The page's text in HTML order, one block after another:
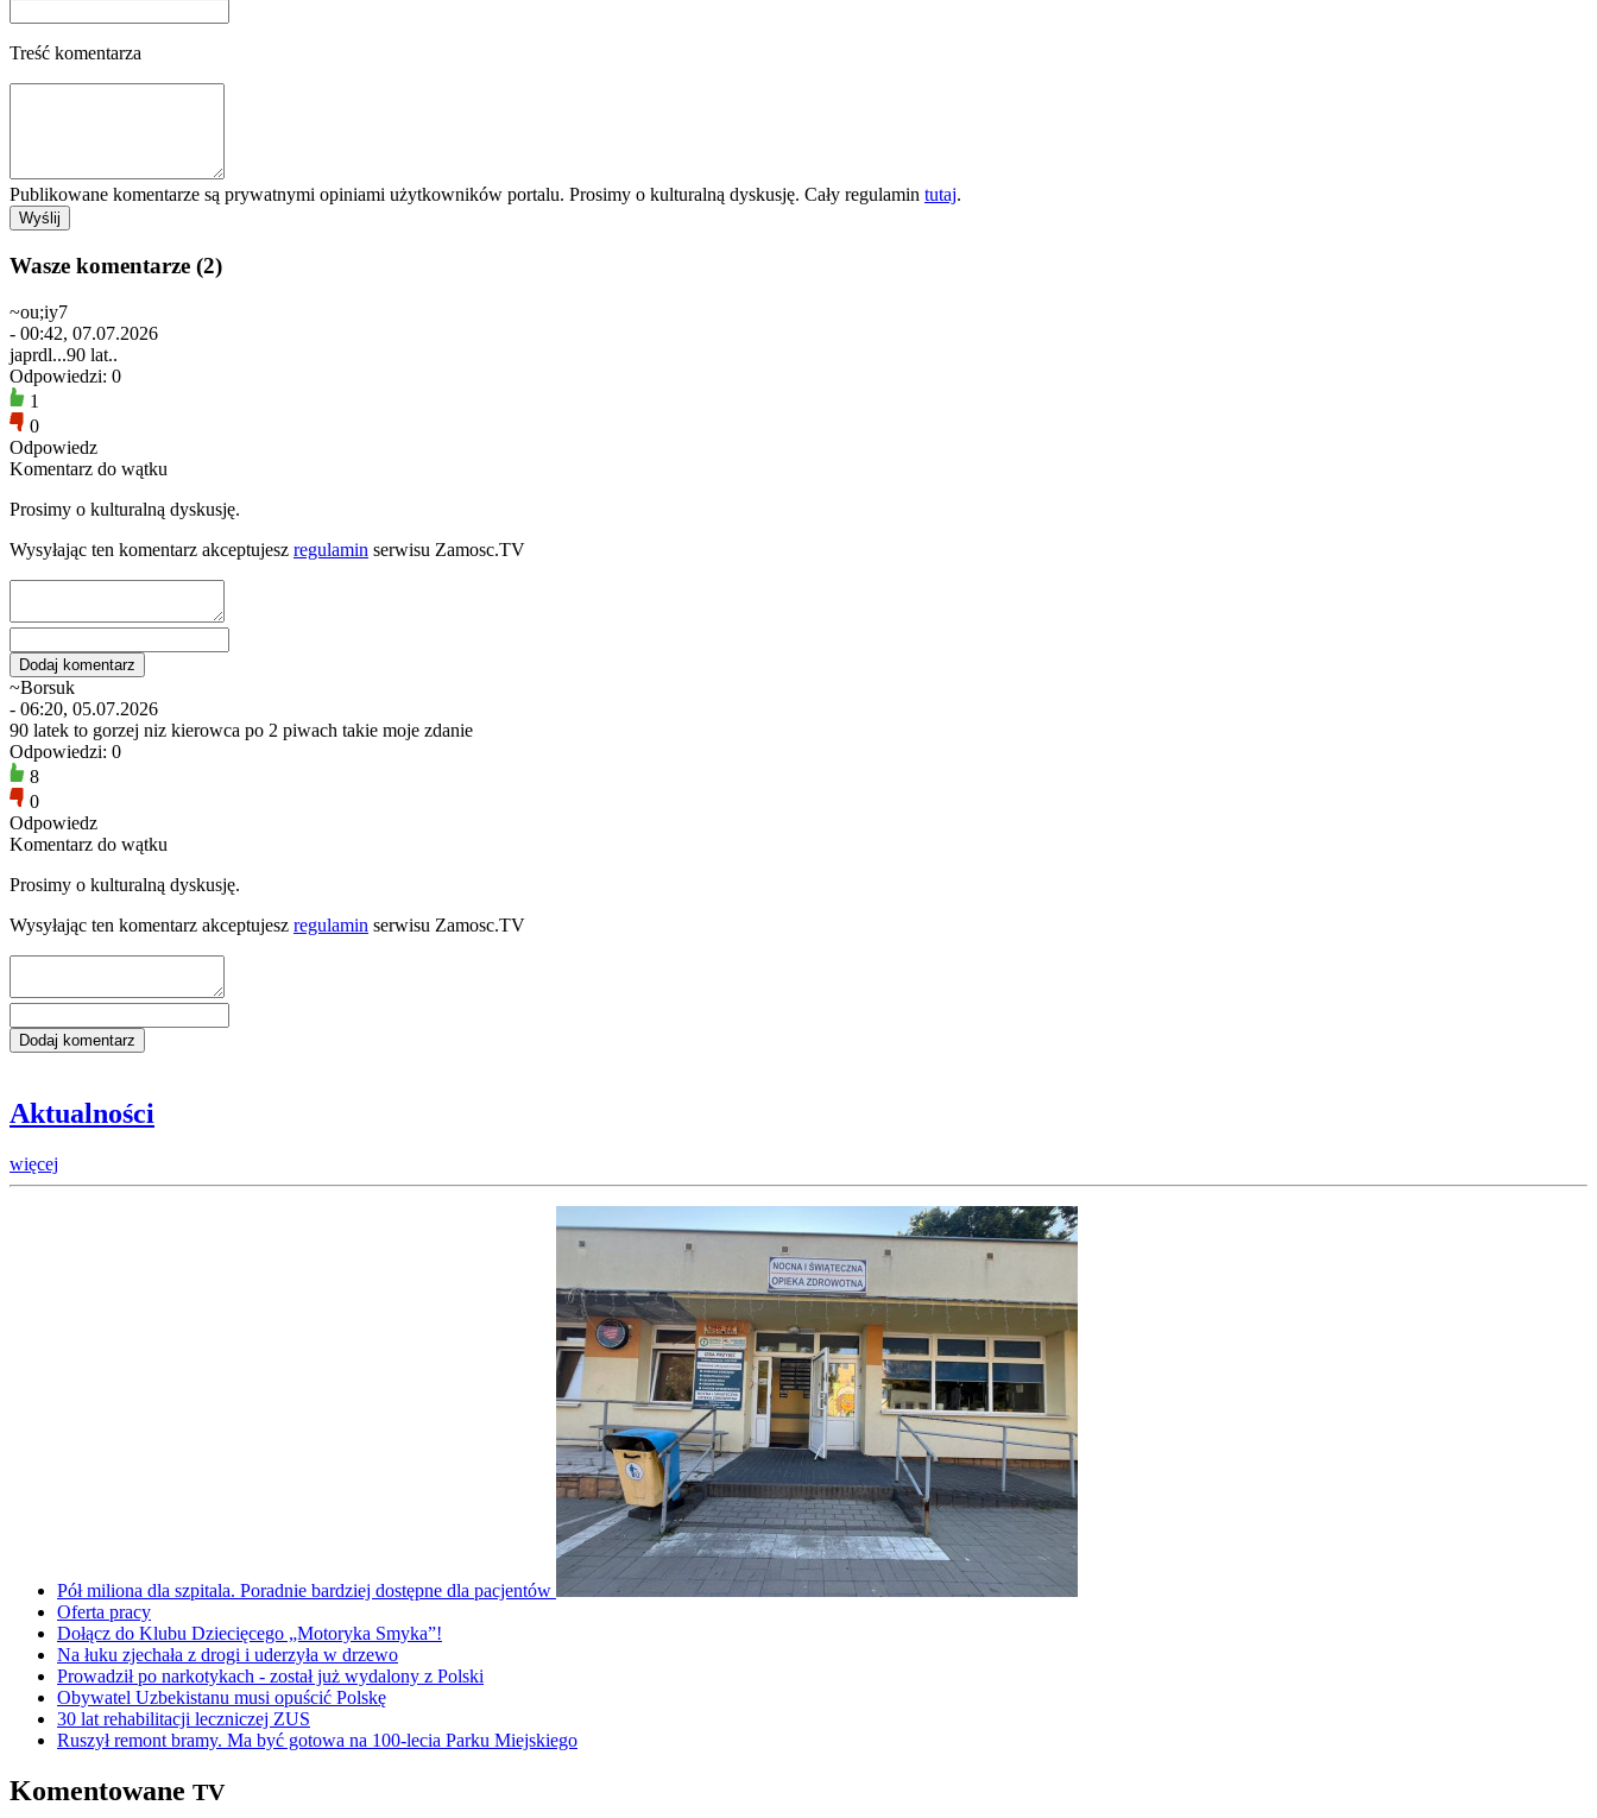
Treść komentarza
Publikowane komentarze są prywatnymi opiniami użytkowników portalu. Prosimy o kulturalną dyskusję. Cały regulamin tutaj.
Wasze komentarze (2)
~ou;iy7
- 00:42, 07.07.2026
japrdl...90 lat..
Odpowiedzi: 0
1
0
Odpowiedz
Komentarz do wątku
Prosimy o kulturalną dyskusję.
Wysyłając ten komentarz akceptujesz regulamin serwisu Zamosc.TV
~Borsuk
- 06:20, 05.07.2026
90 latek to gorzej niz kierowca po 2 piwach takie moje zdanie
Odpowiedzi: 0
8
0
Odpowiedz
Komentarz do wątku
Prosimy o kulturalną dyskusję.
Wysyłając ten komentarz akceptujesz regulamin serwisu Zamosc.TV
Aktualności
więcej
Pół miliona dla szpitala. Poradnie bardziej dostępne dla pacjentów
Oferta pracy
Dołącz do Klubu Dziecięcego „Motoryka Smyka”!
Na łuku zjechała z drogi i uderzyła w drzewo
Prowadził po narkotykach - został już wydalony z Polski
Obywatel Uzbekistanu musi opuścić Polskę
30 lat rehabilitacji leczniczej ZUS
Ruszył remont bramy. Ma być gotowa na 100-lecia Parku Miejskiego
Komentowane TV